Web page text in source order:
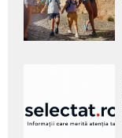
pentru
subtitlu
pentru
subtitlu